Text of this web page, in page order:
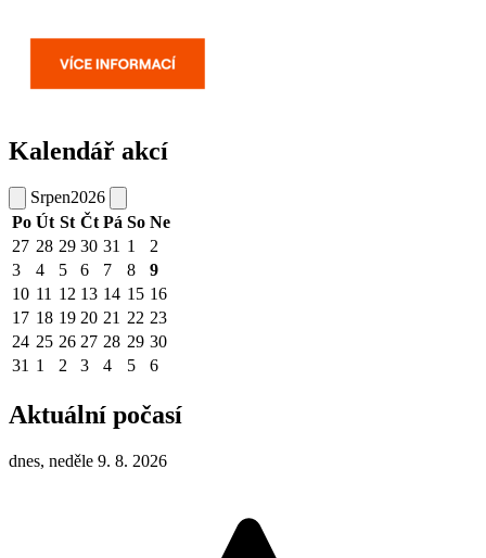
Kalendář akcí
Srpen2026
Po Út St Čt Pá So Ne
27 28 29 30 31 1
2
3
4 5 6 7 8
9
10 11 12 13 14 15 16
17 18 19 20 21 22 23
24 25 26 27 28 29 30
31 1 2 3 4 5 6
Aktuální počasí
dnes, neděle 9. 8. 2026